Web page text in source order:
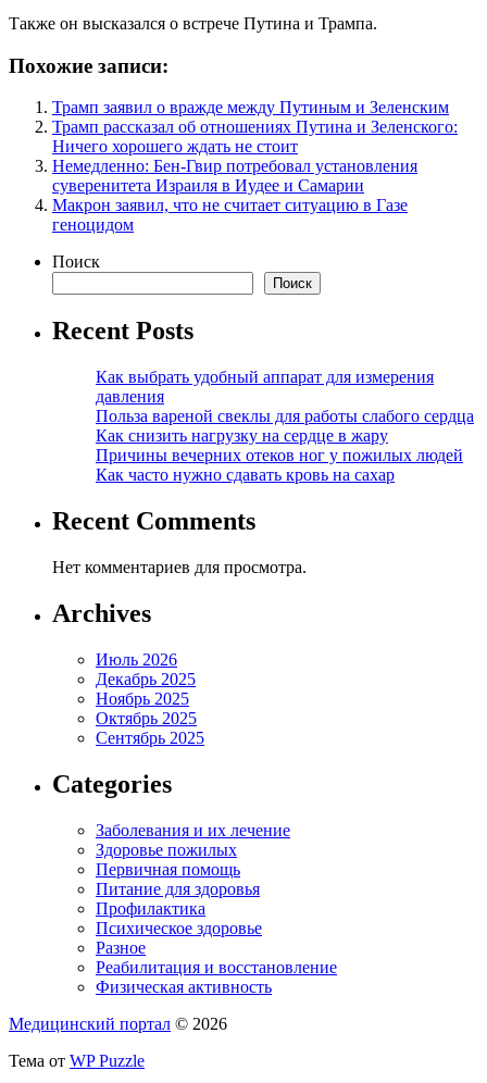
Также он высказался о встрече Путина и Трампа.
Похожие записи:
Трамп заявил о вражде между Путиным и Зеленским
Трамп рассказал об отношениях Путина и Зеленского:
Ничего хорошего ждать не стоит
Немедленно: Бен-Гвир потребовал установления
суверенитета Израиля в Иудее и Самарии
Макрон заявил, что не считает ситуацию в Газе
геноцидом
Поиск
Поиск
Recent Posts
Как выбрать удобный аппарат для измерения
давления
Польза вареной свеклы для работы слабого сердца
Как снизить нагрузку на сердце в жару
Причины вечерних отеков ног у пожилых людей
Как часто нужно сдавать кровь на сахар
Recent Comments
Нет комментариев для просмотра.
Archives
Июль 2026
Декабрь 2025
Ноябрь 2025
Октябрь 2025
Сентябрь 2025
Categories
Заболевания и их лечение
Здоровье пожилых
Первичная помощь
Питание для здоровья
Профилактика
Психическое здоровье
Разное
Реабилитация и восстановление
Физическая активность
Медицинский портал © 2026
Тема от WP Puzzle